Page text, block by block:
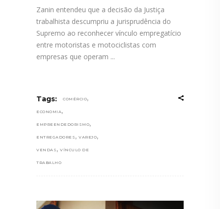
Zanin entendeu que a decisão da Justiça
trabalhista descumpriu a jurisprudência do
Supremo ao reconhecer vínculo empregatício
entre motoristas e motociclistas com
empresas que operam
Tags: COMÉRCIO,
ECONOMIA,
EMPREENDEDORISMO,
ENTREGADORES , VAREJO,
VENDAS , VÍNCULO DE
TRABALHO